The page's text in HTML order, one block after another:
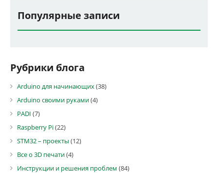
Популярные записи
Рубрики блога
Arduino для начинающих(38)
Arduino своими руками(4)
PADI (7)
Raspberry Pi(22)
STM32 – проекты (12)
Все о 3D печати(4)
Инструкции и решения проблем (84)